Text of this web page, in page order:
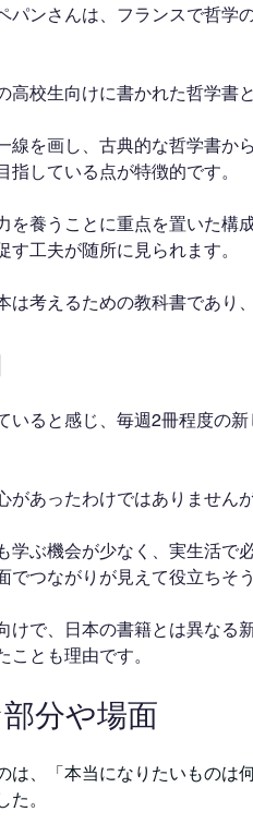
パンさんは、フランスで哲学
高校生向けに書かれた哲学書
線を画し、古典的な哲学書か
指している点が特徴的です。
を養うことに重点を置いた構
す工夫が随所に見られます。
は考えるための教科書であり
いると感じ、毎週2冊程度の
があったわけではありません
学ぶ機会が少なく、実生活で
でつながりが見えて役立ちそ
けで、日本の書籍とは異なる
ことも理由です。
分や場面
は、「本当になりたいものは
た。